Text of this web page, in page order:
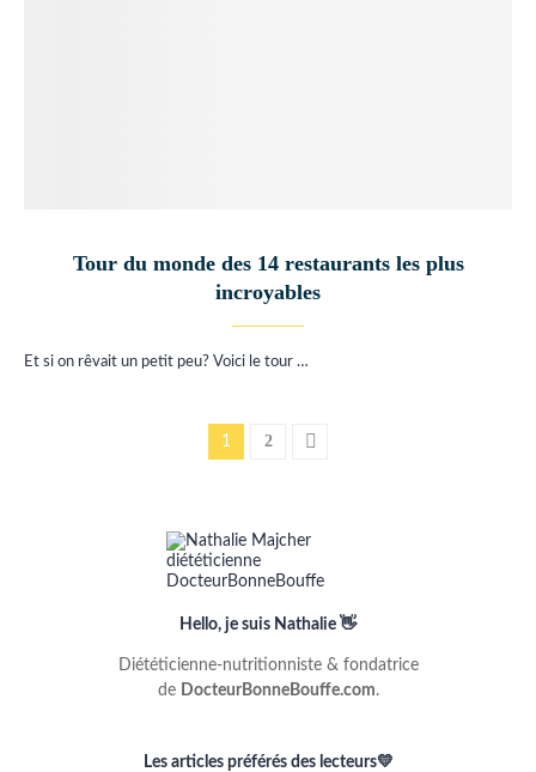
Tour du monde des 14 restaurants les plus
incroyables
Et si on rêvait un petit peu? Voici le tour …
1 2
Hello, je suis Nathalie 👋
Diététicienne-nutritionniste & fondatrice
de DocteurBonneBouffe.com.
Les articles préférés des lecteurs💛